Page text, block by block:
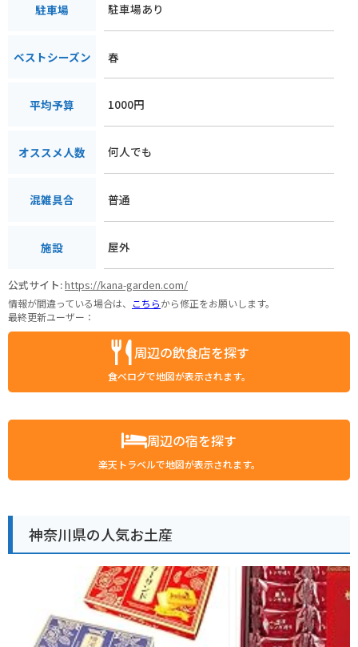
駐車場 駐車場あり
ベストシーズン 春
平均予算 1000円
オススメ人数 何人でも
混雑具合 普通
施設 屋外
公式サイト:https://kana-garden.com/
情報が間違っている場合は、 こちらから修正をお願いします。
最終更新ユーザー：
周辺の飲食店を探す
食べログで地図が表示されます。
周辺の宿を探す
楽天トラベルで地図が表示されます。
神奈川県の人気お土産